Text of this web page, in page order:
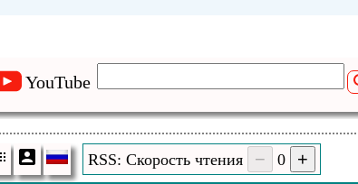
YouTube
RSS: Скорость чтения 0